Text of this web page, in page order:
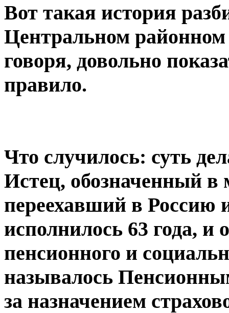
Вот такая история
Центральном районном
говоря, довольно
правило.
Что случилось: суть
Истец, обозначенный
переехавший в Россию
исполнилось 63 года,
пенсионного и
называлось
за назначением